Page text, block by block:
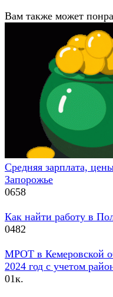
Вам также может
Средняя зарплата,
Запорожье
0658
Как найти работу в
0482
МРОТ в Кемеровской
2024 год с учетом
01к.